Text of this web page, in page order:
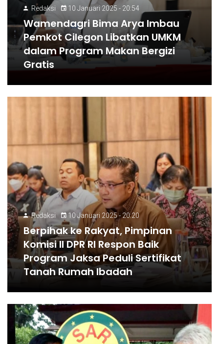
Redaksi 10 Januari 2025 - 20:54
Wamendagri Bima Arya Imbau
Pemkot Cilegon Libatkan UMKM
dalam Program Makan Bergizi
Gratis
Redaksi 10 Januari 2025 - 20:20
Berpihak ke Rakyat, Pimpinan
Komisi II DPR RI Respon Baik
Program Jaksa Peduli Sertifikat
Tanah Rumah Ibadah